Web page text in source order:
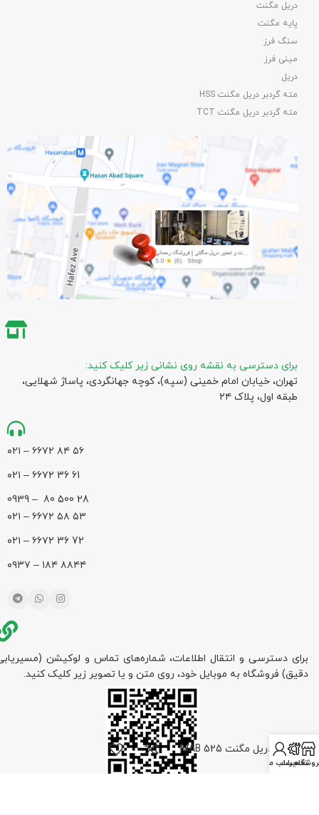
دریل مگنت
پایه مگنت
سنگ فرز
مینی فرز
دریل
مته گردبر دریل مگنت HSS
مته گردبر دریل مگنت TCT
برای دسترسی به نقشه روی نشانی زیر کلیک کنید:
تهران، خیابان امام خمینی (سپه)، کوچه جهانگردی،‌ پاساژ شهلایی،
طبقه اول، پلاک ۲۴
۵۶ ۸۴ ۶۶۷۲ – ۰۲۱
61 36 ۶۶۷۲ – ۰۲۱
28 500 80 – 0939
۵۳ ۵۸ ۶۶۷۲ – ۰۲۱
72 36 ۶۶۷۲ – ۰۲۱
۸۸۴۴ ۱۸۴ – ۰۹۳۷
برای دسترسی و انتقال اطلاعات، شماره‌های تماس و لوکیشن
دقیق) فروشگاه به موبایل خود، روی متن و یا تصویر زیر کلیک کنید.
تعمیرات
حساب من
دریل مگنت MAB 525